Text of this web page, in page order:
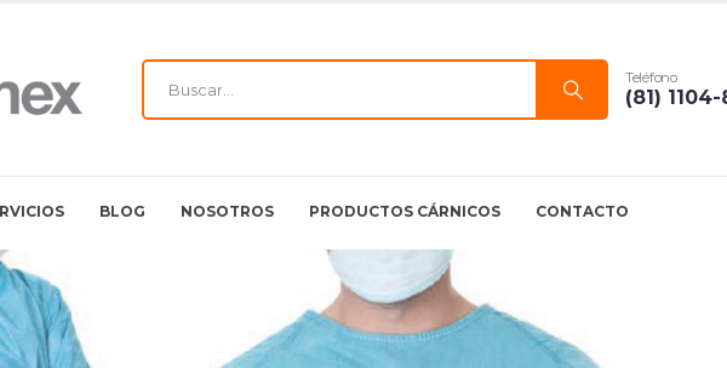
Teléfono
(81)
BLOG NOSOTROS PRODUCTOS CÁRNICOS CONTACTO